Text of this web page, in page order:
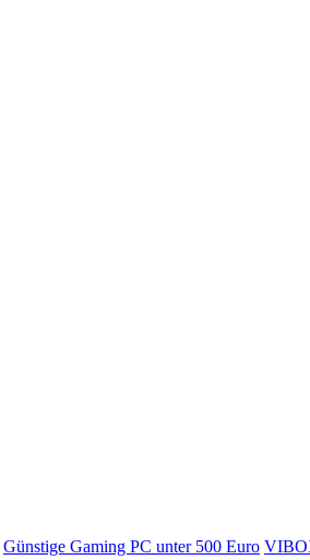
Günstige Gaming PC unter 500 Euro